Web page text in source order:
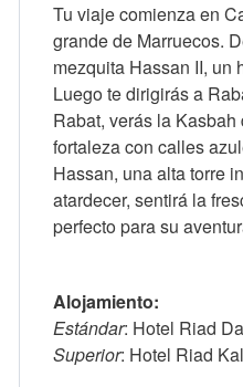
Tu viaje comienza en
grande de Marruecos.
mezquita Hassan II, un
Luego te dirigirás a
Rabat, verás la
fortaleza con calles
Hassan, una alta torre
atardecer, sentirá la
perfecto para su
Alojamiento:
Estándar: Hotel Riad
Superior: Hotel Riad